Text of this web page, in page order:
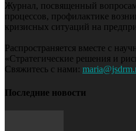
Журнал, посвященный
процессов, профилактике
кризисных ситуаций на
Распространяется вместе с
«Стратегические решения и
Свяжитесь с нами:
Последние новости